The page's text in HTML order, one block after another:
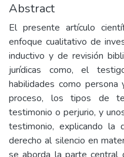
Abstract
El presente artículo
enfoque cualitativo de
inductivo y de revisión
jurídicas como, el
habilidades como
proceso, los tipos de
testimonio o perjurio, y
testimonio, explicando la
derecho al silencio en